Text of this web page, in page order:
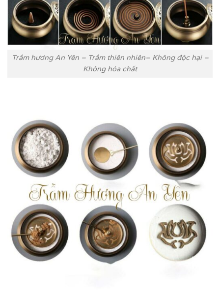
Trầm hương An Yên – Trầm thiên nhiên– Không độc hại –
Không hóa chất